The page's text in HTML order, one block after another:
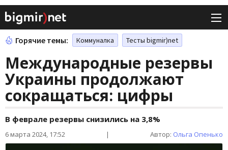
Горячие темы: Коммуналка Тесты bigmir)net
Международные резервы
Украины продолжают
сокращаться: цифры
В феврале резервы снизились на 3,8%
6 марта 2024, 17:52 | Автор: Ольга Опенько